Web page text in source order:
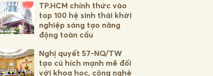
TP.HCM chính thức vào
top 100 hệ sinh thái khởi
nghiệp sáng tạo năng
động toàn cầu
Nghị quyết 57-NQ/TW
tạo cú hích mạnh mẽ đối
với khoa học, công nghệ